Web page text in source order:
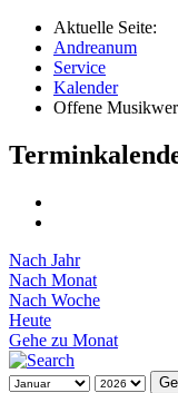
Aktuelle Seite:
Andreanum
Service
Kalender
Offene
Nach Jahr
Nach Monat
Nach Woche
Heute
Gehe zu Monat